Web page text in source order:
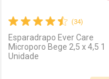
(34)
Esparadrapo Ever Care
Microporo Bege 2,5 x 4,5 1
Unidade